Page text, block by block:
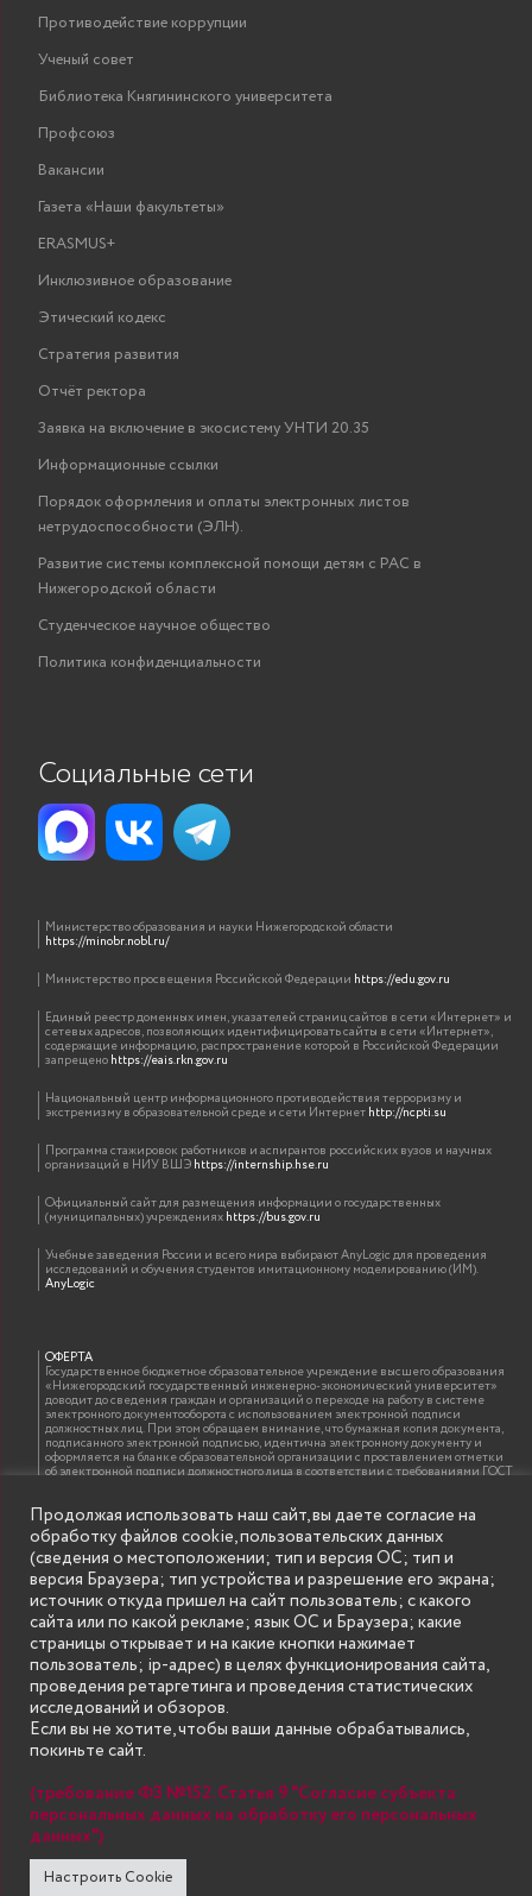
Противодействие коррупции
Ученый совет
Библиотека Княгининского университета
Профсоюз
Вакансии
Газета «Наши факультеты»
ERASMUS+
Инклюзивное образование
Этический кодекс
Стратегия развития
Отчёт ректора
Заявка на включение в экосистему УНТИ 20.35
Информационные ссылки
Порядок оформления и оплаты электронных листов
нетрудоспособности (ЭЛН).
Развитие системы комплексной помощи детям с РАС в
Нижегородской области
Студенческое научное общество
Политика конфиденциальности
Социальные сети
Министерство образования и науки Нижегородской области
https://minobr.nobl.ru/
Министерство просвещения Российской Федерации https://edu.gov.ru
Единый реестр доменных имен, указателей страниц сайтов в сети «Интернет» и
сетевых адресов, позволяющих идентифицировать сайты в сети «Интернет»,
содержащие информацию, распространение которой в Российской Федерации
запрещеноhttps://eais.rkn.gov.ru
Национальный центр информационного противодействия терроризму и
экстремизму в образовательной среде и сети Интернетhttp://ncpti.su
Программа стажировок работников и аспирантов российских вузов и научных
организаций в НИУ ВШЭhttps://internship.hse.ru
Официальный сайт для размещения информации о государственных
(муниципальных) учрежденияхhttps://bus.gov.ru
Учебные заведения России и всего мира выбирают AnyLogic для проведения
исследований и обучения студентов имитационному моделированию (ИМ).
AnyLogic
ОФЕРТА
Государственное бюджетное образовательное учреждение высшего образования
«Нижегородский государственный инженерно-экономический университет»
доводит до сведения граждан и организаций о переходе на работу в системе
электронного документооборота с использованием электронной подписи
должностных лиц. При этом обращаем внимание, что бумажная копия документа,
подписанного электронной подписью, идентична электронному документу и
оформляется на бланке образовательной организации с проставлением отметки
об электронной подписи должностного лица в соответствии с требованиями ГОСТ
ИНФОРМАЦИЯ ДЛЯ ПРАВООБЛАДАТЕЛЕЙ
Все права на аудио и видео материалы, представленные на нашем сайте
принадлежат их законным владельцам и предназначены только для ознакомления.
Наличие материалов на сайте никаким образом не претендует на обозначение
нашего авторского права на данные материалы. Авторы не несут ответственности
за возможные последствия использования их в целях, запрещенных Уголовным
Кодексом Российской Федерации. Если вы соглашаетесь с указанными
условиями, то можете приступить к просмотру материалов. Иначе вы должны
немедленно покинуть сайт. Все материалы, размещенные на сайте, взяты с
открытых (общедоступных) источников. Если Вы являетесь правообладателем
какого-либо материала, размещённого на этом сайте, и не хотели бы чтобы данная
информация распространялась без Вашего на то согласия, то мы будем рады
оказать Вам содействие, удалив соответствующие страницы. Для этого достаточно,
чтобы вы прислали нам письмо (в электронном виде) с E-mail официального
страницы сайта, которые необходимо удалить.
SECONDARY
© Государственное бюджетное образовательное учреждение
высшего образования "Нижегородский государственный инженерно-
Продолжая использовать наш сайт, вы даете согласие на
обработку файлов cookie, пользовательских данных
(сведения о местоположении; тип и версия ОС; тип и
версия Браузера; тип устройства и разрешение его экрана;
источник откуда пришел на сайт пользователь; с какого
сайта или по какой рекламе; язык ОС и Браузера; какие
страницы открывает и на какие кнопки нажимает
пользователь; ip-адрес) в целях функционирования сайта,
проведения ретаргетинга и проведения статистических
исследований и обзоров.
Если вы не хотите, чтобы ваши данные обрабатывались,
покиньте сайт.
(требование ФЗ №152. Статья 9 "Согласие субъекта
персональных данных на обработку его персональных
данных")
Настроить Cookie